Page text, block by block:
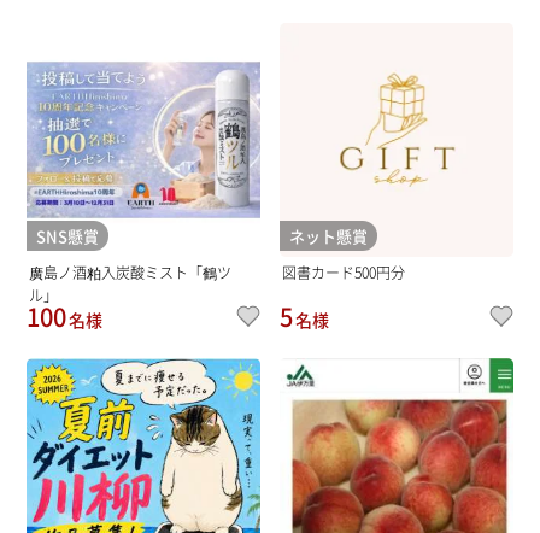
SNS懸賞
廣島ノ酒粕入炭酸ミスト「鶴ツ
ル」
100名様
ネット懸賞
図書カード500円分
5名様